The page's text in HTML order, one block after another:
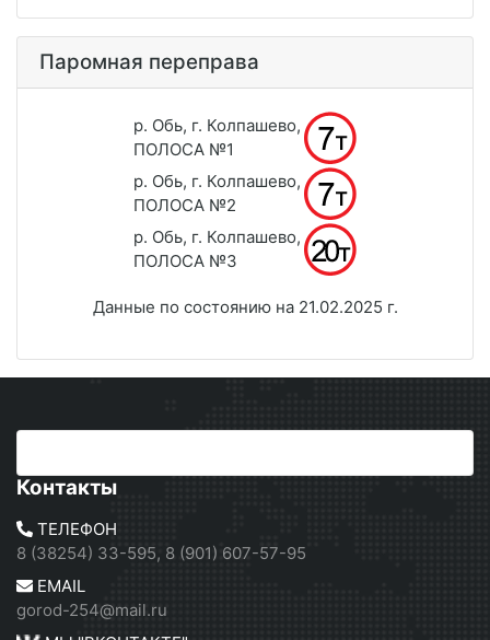
Паромная переправа
р. Обь, г. Колпашево,
ПОЛОСА №1
р. Обь, г. Колпашево,
ПОЛОСА №2
р. Обь, г. Колпашево,
ПОЛОСА №3
Данные по состоянию на 21.02.2025 г.
Контакты
ТЕЛЕФОН
8 (38254) 33-595, 8 (901) 607-57-95
EMAIL
gorod-254@mail.ru